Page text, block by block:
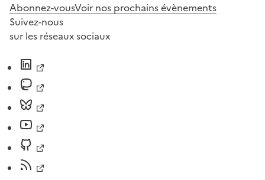
Abonnez-vousVoir nos prochains évènements
Suivez-nous
sur les réseaux sociaux